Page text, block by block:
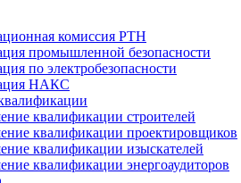
комиссия РТН
промышленной безопасности
по электробезопасности
НАКС
квалификации строителей
квалификации проектировщиков
квалификации изыскателей
квалификации энергоаудиторов